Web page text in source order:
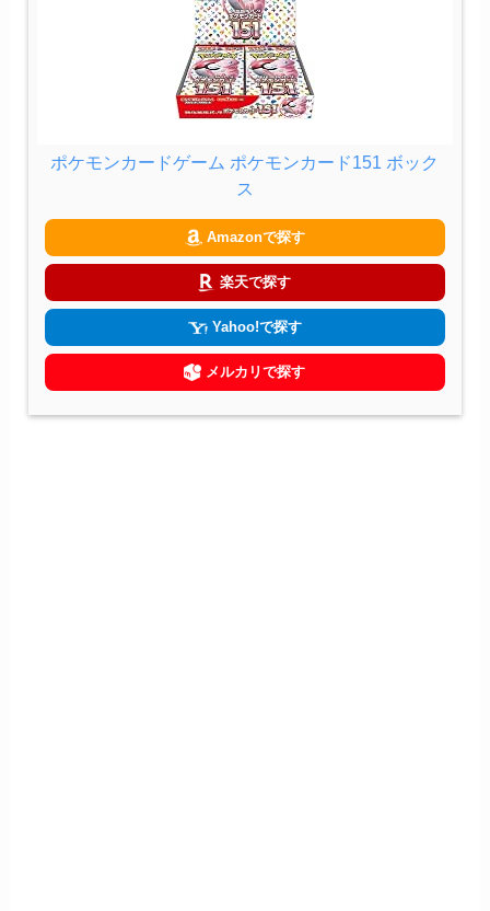
ポケモンカードゲーム ポケモンカード151 ボック
ス
Amazonで探す
楽天で探す
Yahoo!で探す
メルカリで探す